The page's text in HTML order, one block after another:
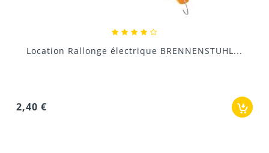
Location Régulateur de tension pour groupe...